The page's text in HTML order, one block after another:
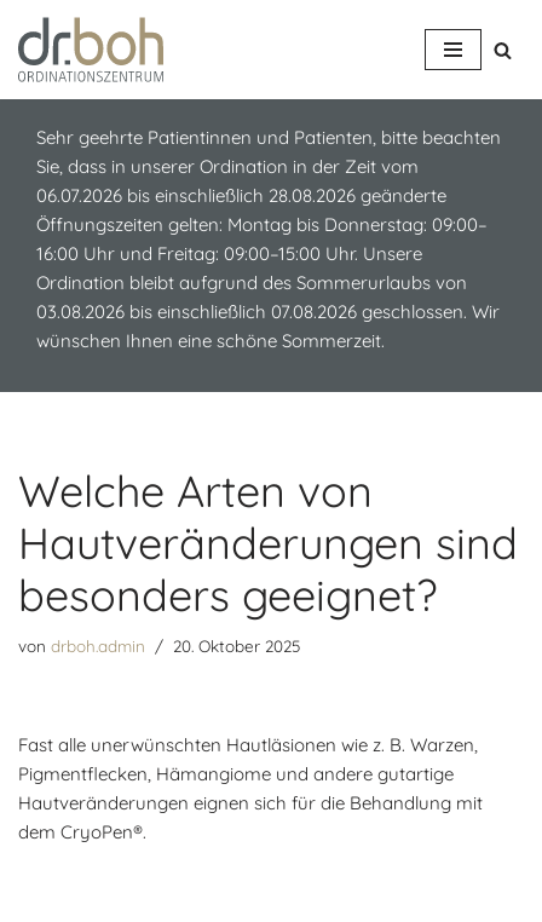
Z
u
g
e
n
Sehr geehrte Patientinnen und Patienten, bitte beachten
Sie, dass in unserer Ordination in der Zeit vom
06.07.2026 bis einschließlich 28.08.2026 geänderte
Öffnungszeiten gelten: Montag bis Donnerstag: 09:00–
16:00 Uhr und Freitag: 09:00–15:00 Uhr. Unsere
Ordination bleibt aufgrund des Sommerurlaubs von
03.08.2026 bis einschließlich 07.08.2026 geschlossen. Wir
wünschen Ihnen eine schöne Sommerzeit.
Welche Arten von
Hautveränderungen sind
besonders geeignet?
von drboh.admin 20. Oktober 2025
Fast alle unerwünschten Hautläsionen wie z. B. Warzen,
Pigmentflecken, Hämangiome und andere gutartige
Hautveränderungen eignen sich für die Behandlung mit
dem CryoPen®.